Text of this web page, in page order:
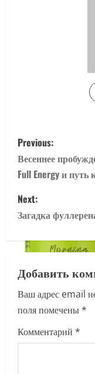
P
o
s
t
n
a
v
i
g
Previous:
Весеннее
Full Energy и путь
Next:
Загадка
Добавить
Ваш адрес email
поля помечены*
Комментарий *